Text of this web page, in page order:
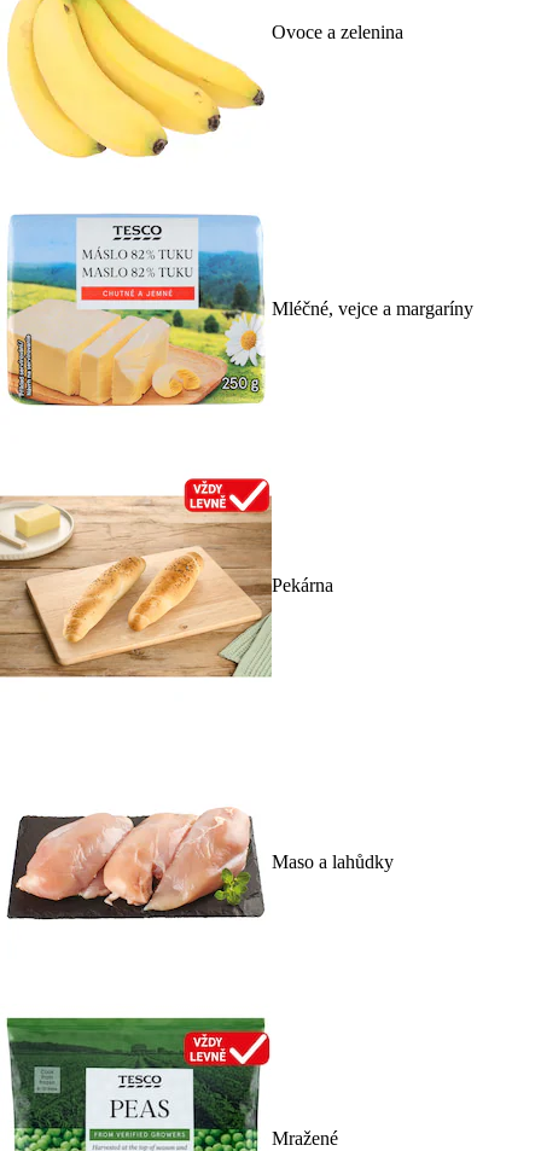
Ovoce a zelenina
Mléčné, vejce a margaríny
Pekárna
Maso a lahůdky
Mražené